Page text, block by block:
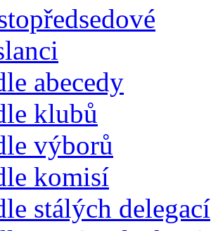
abecedy
klubů
výborů
komisí
stálých delegací